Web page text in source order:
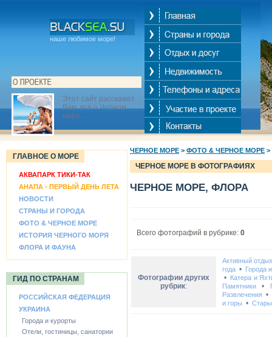
наше любимое море!
Этот сайт расскажет
Вам, все о Черном
море.
ГЛАВНОЕ О МОРЕ
АКВАПАРК ТИКИ-ТАК
АНАПА - ПЕРВЫЙ ДЕНЬ ЛЕТА
НОВОСТИ
СТРАНЫ И ГОРОДА
ФОТО & ЧЕРНОЕ МОРЕ
ИСТОРИЯ ЧЕРНОГО МОРЯ
ФЛОРА И ФАУНА
ГИД ПО СТРАНАМ
РОССИЙСКАЯ ФЕДЕРАЦИЯ
УКРАИНА
Города и курорты
Отели, гостиницы, санатории
ЧЕРНОЕ МОРЕ > ФОТО & ЧЕРНОЕ МОРЕ >
ЧЕРНОЕ МОРЕ В ФОТОГРАФИЯХ
ЧЕРНОЕ МОРЕ, ФЛОРА
Всего фотографий в рубрике: 0
Фотографии других
рубрик:
Активный отдых
года• Города
• Катера и
Памятники•
Развлечения•
и горы •